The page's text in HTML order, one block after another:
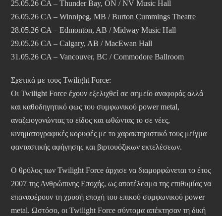
25.05.26 CA – Thunder Bay, ON / NV Music Hall
26.05.26 CA – Winnipeg, MB / Burton Cummings Theatre
28.05.26 CA – Edmonton, AB / Midway Music Hall
29.05.26 CA – Calgary, AB / MacEwan Hall
31.05.26 CA – Vancouver, BC / Commodore Ballroom
Σχετικά με τους Twilight Force:
Οι Twilight Force έχουν εξελιχθεί σε σημείο αναφοράς αλλά
και καθοδηγητικό φως του συμφωνικού power metal,
αναζωογονώντας το είδος και ωθώντας το σε νέες,
κινηματογραφικές κορυφές με το χαρακτηριστικό τους μείγμα
φανταστικής αφήγησης και βιρτουόζικων εκτελέσεων.
Ο θρύλος των Twilight Force άρχισε να διαμορφώνεται το έτος
2007 της Ανθρώπινης Εποχής, ως αποτέλεσμα της επιθυμίας να
επαναφέρουν τη χρυσή εποχή του επικού συμφωνικού power
metal. Ωστόσο, οι Twilight Force σύντομα απέκτησαν τη δική